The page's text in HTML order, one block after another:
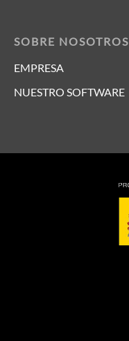
SOBRE NOSOTROS
EMPRESA
NUESTRO SOFTWARE